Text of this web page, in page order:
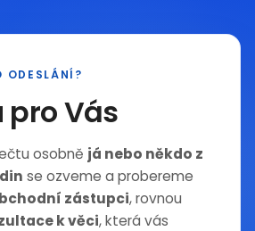
ODESLÁNÍ?
Vás
osobně já nebo někdo z
se ozveme a probereme
zástupci, rovnou
k věci, která vás